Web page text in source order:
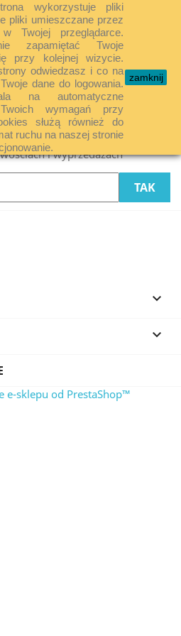
wykorzystuje pliki
pliki umieszczane przez
Twojej przeglądarce.
zapamiętać Twoje
przy kolejnej wizycie.
odwiedzasz i co na
dane do logowania.
na automatyczne
wymagań przy
służą również do
ruchu na naszej stronie
zamknij

i wyprzedażach


e-sklepu od PrestaShop™